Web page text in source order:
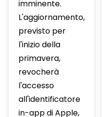
imminente.
L'aggiornamento,
previsto per
l'inizio della
primavera,
revocherà
l'accesso
all'identificatore
in-app di Apple,